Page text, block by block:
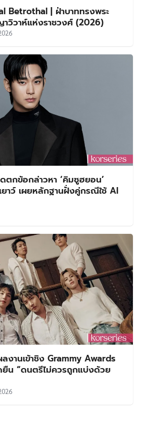
Betrothal | ฝ่าบาททรงพระ
วาห์แห่งราชวงศ์ (2026)
กข้อกล่าวหา ‘คิมซูฮยอน’
ยาว์ เผยหลักฐานฝั่งคู่กรณีใช้ AI
งานเข้าชิง Grammy Awards
น “ดนตรีไม่ควรถูกแบ่งด้วย